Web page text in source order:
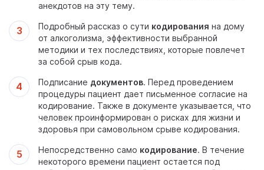
анекдотов на эту тему.
Подробный рассказ о сути кодирования на дому
от алкоголизма, эффективности выбранной
методики и тех последствиях, которые повлечет
за собой срыв кода.
Подписание документов. Перед проведением
процедуры пациент дает письменное согласие на
кодирование. Также в документе указывается, что
человек проинформирован о рисках для жизни и
здоровья при самовольном срыве кодирования.
Непосредственно само кодирование. В течение
некоторого времени пациент остается под